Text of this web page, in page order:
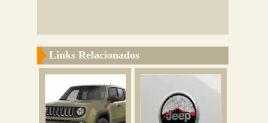
Links Relacionados